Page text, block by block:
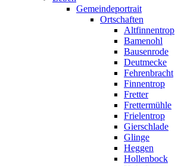
Gemeindeportrait
Ortschaften
Altfinnentrop
Bamenohl
Bausenrode
Deutmecke
Fehrenbracht
Finnentrop
Fretter
Frettermühle
Frielentrop
Gierschlade
Glinge
Heggen
Hollenbock